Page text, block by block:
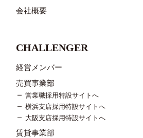
会社概要
CHALLENGER
経営メンバー
売買事業部
営業職採用特設サイトへ
横浜支店採用特設サイトへ
大阪支店採用特設サイトへ
賃貸事業部